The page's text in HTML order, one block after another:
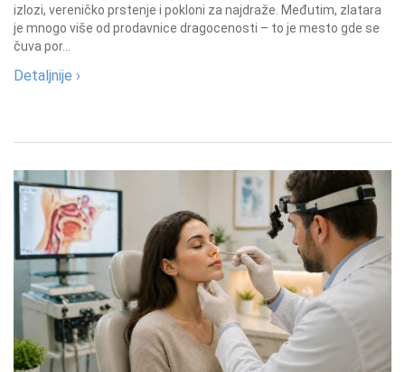
izlozi, vereničko prstenje i pokloni za najdraže. Međutim, zlatara
je mnogo više od prodavnice dragocenosti – to je mesto gde se
čuva por...
Detaljnije ›